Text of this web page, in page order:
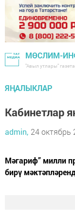
МӨСЛИМ-
"Авыл утлары"
ЯҢАЛЫКЛАР
Кабинетлар
admin, 24 октябрь
Мәгариф” милли
бирү